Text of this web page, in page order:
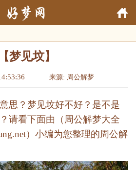
【梦见坟】
来源: 周公解梦
思？梦见坟好不好？是不是
请看下面由（周公解梦大全
）小编为您整理的周公解